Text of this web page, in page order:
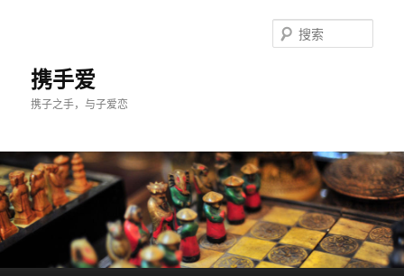
携手爱
携子之手，与子爱恋
索